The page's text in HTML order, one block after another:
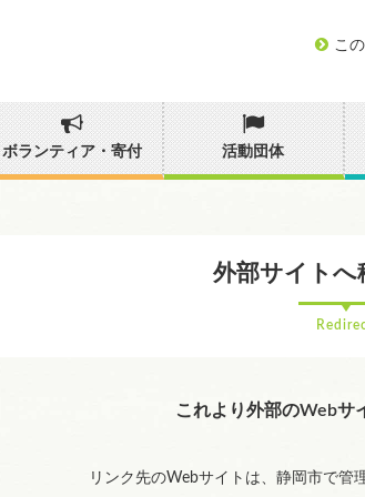
こ
ボランティア・寄付 活動団体
外部サイトへ
これより外部のWebサ
リンク先のWebサイトは、静岡市で管